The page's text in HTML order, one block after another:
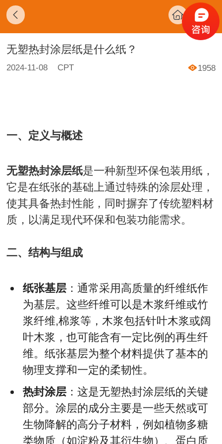
无塑热封涂层纸是什么纸？
2024-11-08 CPT 1958
一、定义与概述
无塑热封涂层纸是一种新型环保包装用纸，
它是在纸张的基础上通过特殊的涂层处理，
使其具备热封性能，同时摒弃了传统塑料材
质，以满足现代环保和包装功能需求。
二、结构与组成
纸张基层 ：通常采用高质量的纤维纸作
为基层。这些纤维可以是木浆纤维或竹
浆纤维,棉浆等，木浆包括针叶木浆或阔
叶木浆，也可能含有一定比例的再生纤
维。纸张基层为整个材料提供了基本的
物理支撑和一定的柔韧性。
热封涂层 ：这是无塑热封涂层纸的关键
部分。涂层的成分主要是一些天然或可
生物降解的高分子材料，例如植物多糖
类物质（如淀粉及其衍生物）、蛋白质